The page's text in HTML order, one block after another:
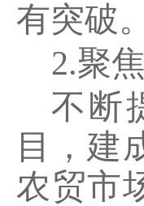
有突破。
2.聚
不断
目，建
农贸市